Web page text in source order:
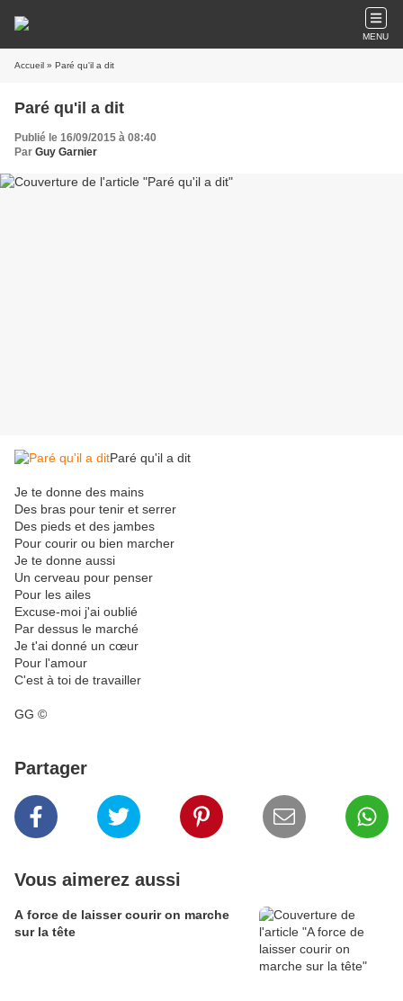
MENU
Accueil » Paré qu'il a dit
Paré qu'il a dit
Publié le 16/09/2015 à 08:40
Par Guy Garnier
Paré qu'il a dit
Je te donne des mains
Des bras pour tenir et serrer
Des pieds et des jambes
Pour courir ou bien marcher
Je te donne aussi
Un cerveau pour penser
Pour les ailes
Excuse-moi j'ai oublié
Par dessus le marché
Je t'ai donné un cœur
Pour l'amour
C'est à toi de travailler
GG ©
Partager
Vous aimerez aussi
A force de laisser courir on marche
sur la tête